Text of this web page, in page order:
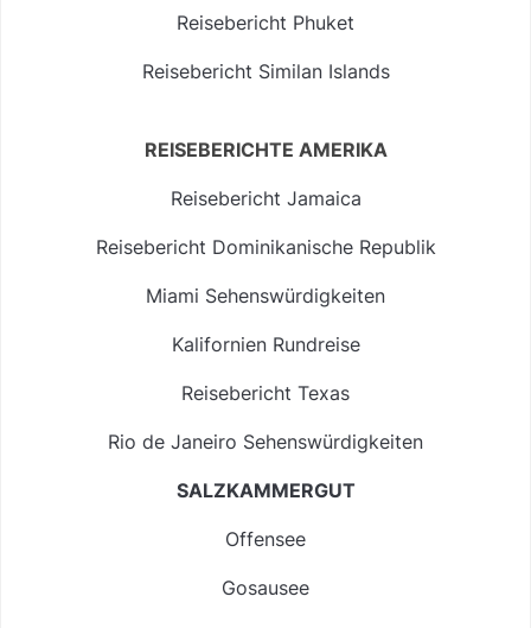
Reisebericht Phuket
Reisebericht Similan Islands
REISEBERICHTE AMERIKA
Reisebericht Jamaica
Reisebericht Dominikanische Republik
Miami Sehenswürdigkeiten
Kalifornien Rundreise
Reisebericht Texas
Rio de Janeiro Sehenswürdigkeiten
SALZKAMMERGUT
Offensee
Gosausee